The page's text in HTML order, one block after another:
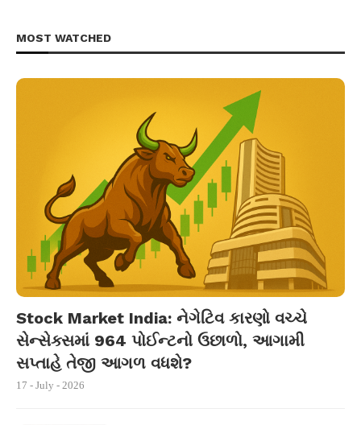
MOST WATCHED
Stock Market India: નેગેટિવ કારણો વચ્ચે
સેન્સેક્સમાં 964 પોઈન્ટનો ઉછાળો, આગામી
સપ્તાહે તેજી આગળ વધશે?
17 - July - 2026